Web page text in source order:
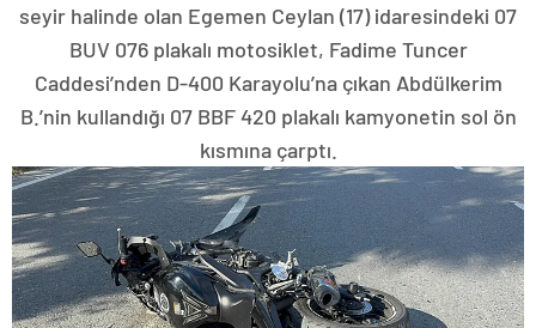
seyir halinde olan Egemen Ceylan (17) idaresindeki 07
BUV 076 plakalı motosiklet, Fadime Tuncer
Caddesi’nden D-400 Karayolu’na çıkan Abdülkerim
B.’nin kullandığı 07 BBF 420 plakalı kamyonetin sol ön
kısmına çarptı.